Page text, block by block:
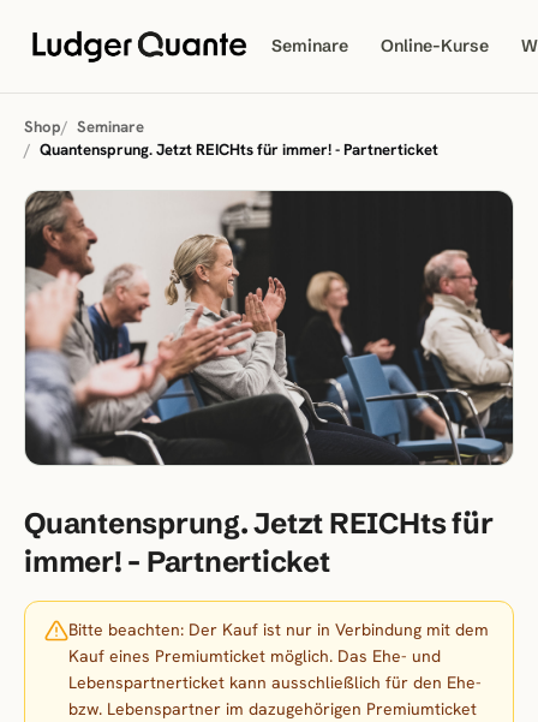
Seminare Online-Kurse
Shop
Seminare
Quantensprung. Jetzt REICHts für immer! - Partnerticket
Quantensprung. Jetzt REICHts für
immer! - Partnerticket
Bitte beachten: Der Kauf ist nur in Verbindung mit dem
Kauf eines Premiumticket möglich. Das Ehe- und
Lebenspartnerticket kann ausschließlich für den Ehe-
bzw. Lebenspartner im dazugehörigen Premiumticket